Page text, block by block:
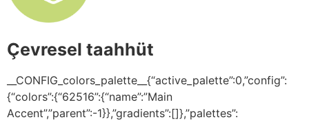
Çevresel taahhüt
__CONFIG_colors_palette__{“active_palette”:0,”config”:
{“colors”:{“62516”:{“name”:”Main
Accent”,”parent”:-1}},”gradients”:[]},”palettes”: